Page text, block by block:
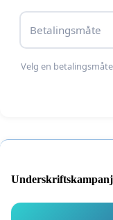
Betalingsmåte
Velg en